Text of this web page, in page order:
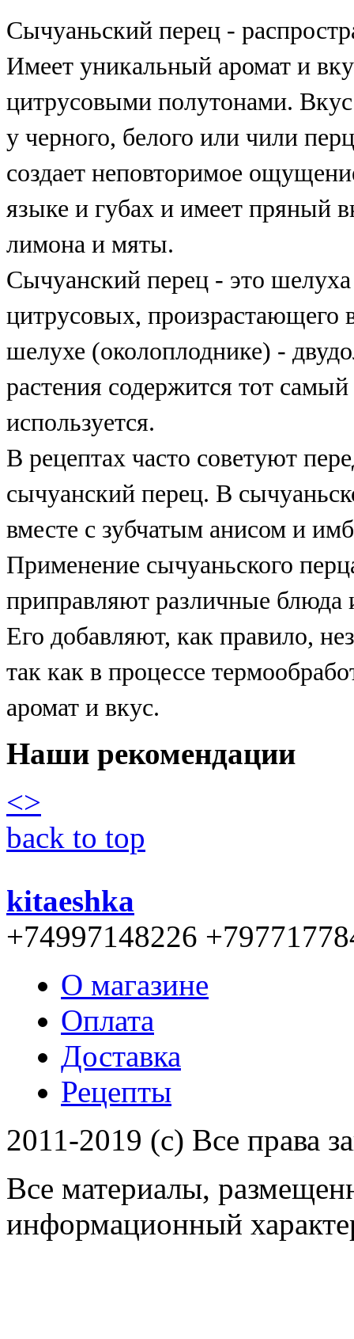
Сычуаньский перец -
Имеет уникальный аромат и
цитрусовыми полутонами.
у черного, белого или чили
создает неповторимое
языке и губах и имеет пряный
лимона и мяты.
Сычуанский перец - это
цитрусовых,
шелухе (околоплоднике) -
растения содержится тот
используется.
В рецептах часто советуют
сычуанский перец. В
вместе с зубчатым анисом и
Применение сычуаньского
приправляют различные
Его добавляют, как правило,
так как в процессе
аромат и вкус.
Наши рекомендации
<>
back to top
kitaeshka
+74997148226
О магазине
Оплата
Доставка
Рецепты
2011-2019 (c) Все права
Все материалы,
информационный